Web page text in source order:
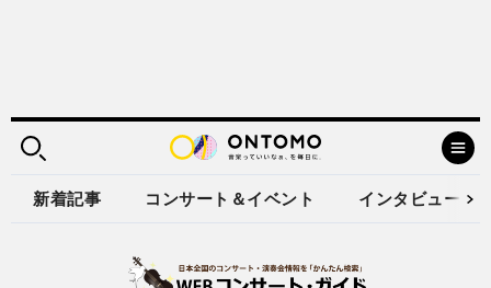
新着記事 コンサート＆イベント インタビュー